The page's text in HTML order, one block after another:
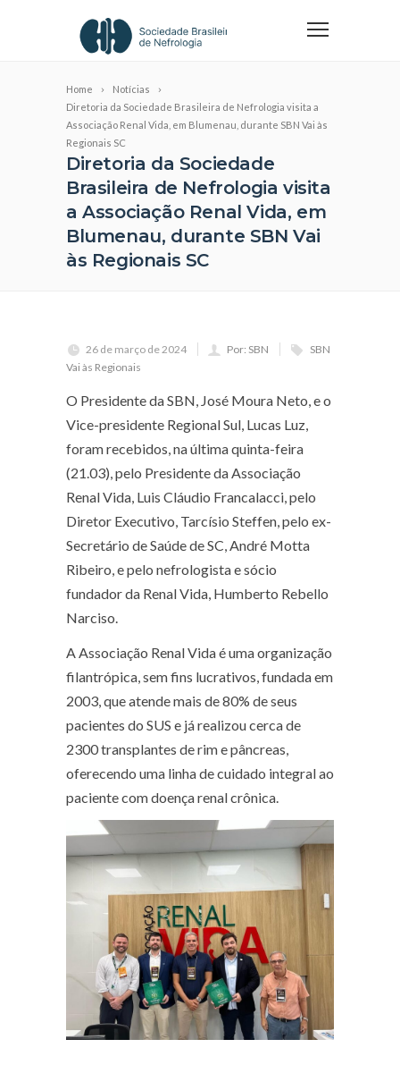
Home
Notícias
Diretoria da Sociedade Brasileira de Nefrologia visita a
Associação Renal Vida, em Blumenau, durante SBN Vai às
Regionais SC
Diretoria da Sociedade
Brasileira de Nefrologia visita
a Associação Renal Vida, em
Blumenau, durante SBN Vai
às Regionais SC
26 de março de 2024 Por: SBN
SBN
Vai às Regionais
O Presidente da SBN, José Moura Neto, e o
Vice-presidente Regional Sul, Lucas Luz,
foram recebidos, na última quinta-feira
(21.03), pelo Presidente da Associação
Renal Vida, Luis Cláudio Francalacci, pelo
Diretor Executivo, Tarcísio Steffen, pelo ex-
Secretário de Saúde de SC, André Motta
Ribeiro, e pelo nefrologista e sócio
fundador da Renal Vida, Humberto Rebello
Narciso.
A Associação Renal Vida é uma organização
filantrópica, sem fins lucrativos, fundada em
2003, que atende mais de 80% de seus
pacientes do SUS e já realizou cerca de
2300 transplantes de rim e pâncreas,
oferecendo uma linha de cuidado integral ao
paciente com doença renal crônica.